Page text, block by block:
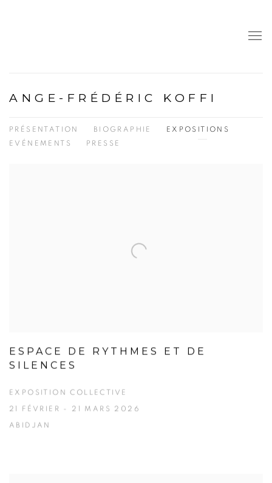
ANGE-FRÉDÉRIC KOFFI
PRÉSENTATION BIOGRAPHIE
EXPOSITIONS
EVÉNEMENTS
PRESSE
ESPACE DE RYTHMES ET DE
SILENCES
EXPOSITION COLLECTIVE
21 FÉVRIER - 21 MARS 2026
ABIDJAN